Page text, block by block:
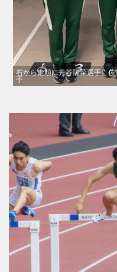
右から走順に井谷陽菜選手、
手